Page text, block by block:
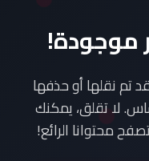
موجودة!
تم نقلها أو حذفها
لا تقلق، يمكنك
محتوانا الرائع!